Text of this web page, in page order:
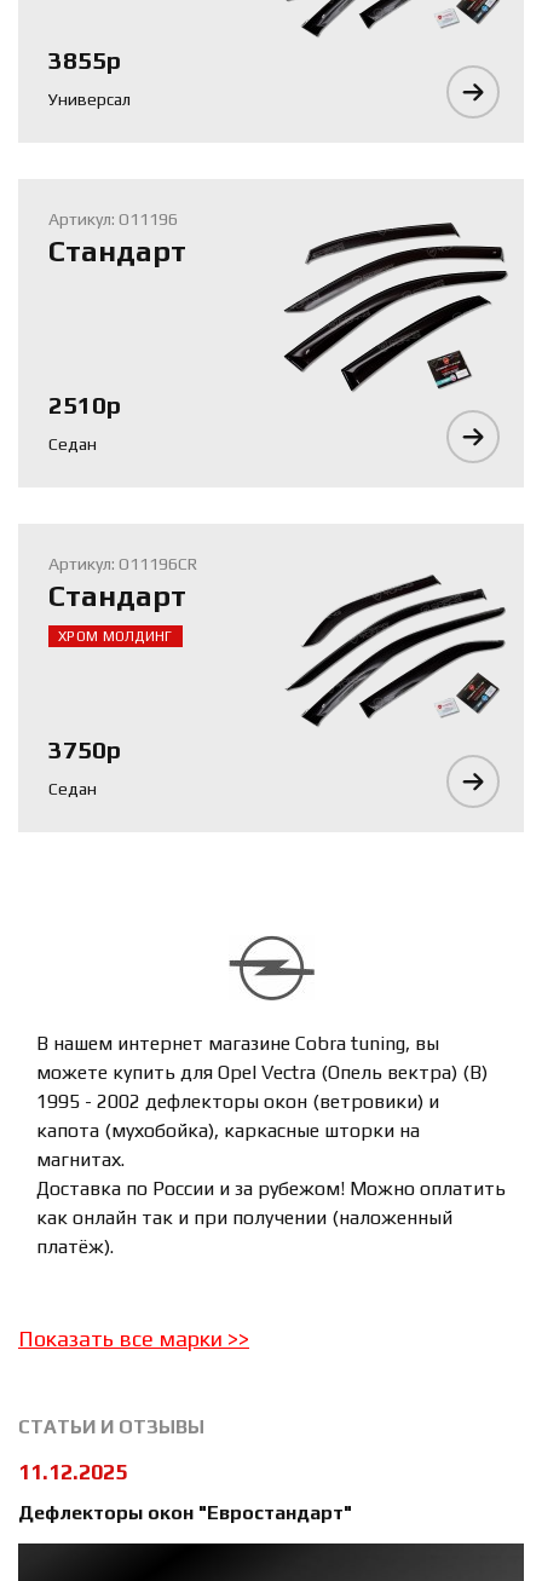
3855р
Универсал
Артикул: O11196
Стандарт
2510р
Седан
Артикул: O11196CR
Стандарт
ХРОМ МОЛДИНГ
3750р
Седан
В нашем интернет магазине Cobra tuning, вы
можете купить для Opel Vectra (Опель вектра) (B)
1995 - 2002 дефлекторы окон (ветровики) и
капота (мухобойка), каркасные шторки на
магнитах.
Доставка по России и за рубежом! Можно оплатить
как онлайн так и при получении (наложенный
платёж).
Показать все марки >>
СТАТЬИ И ОТЗЫВЫ
11.12.2025
Дефлекторы окон "Евростандарт"